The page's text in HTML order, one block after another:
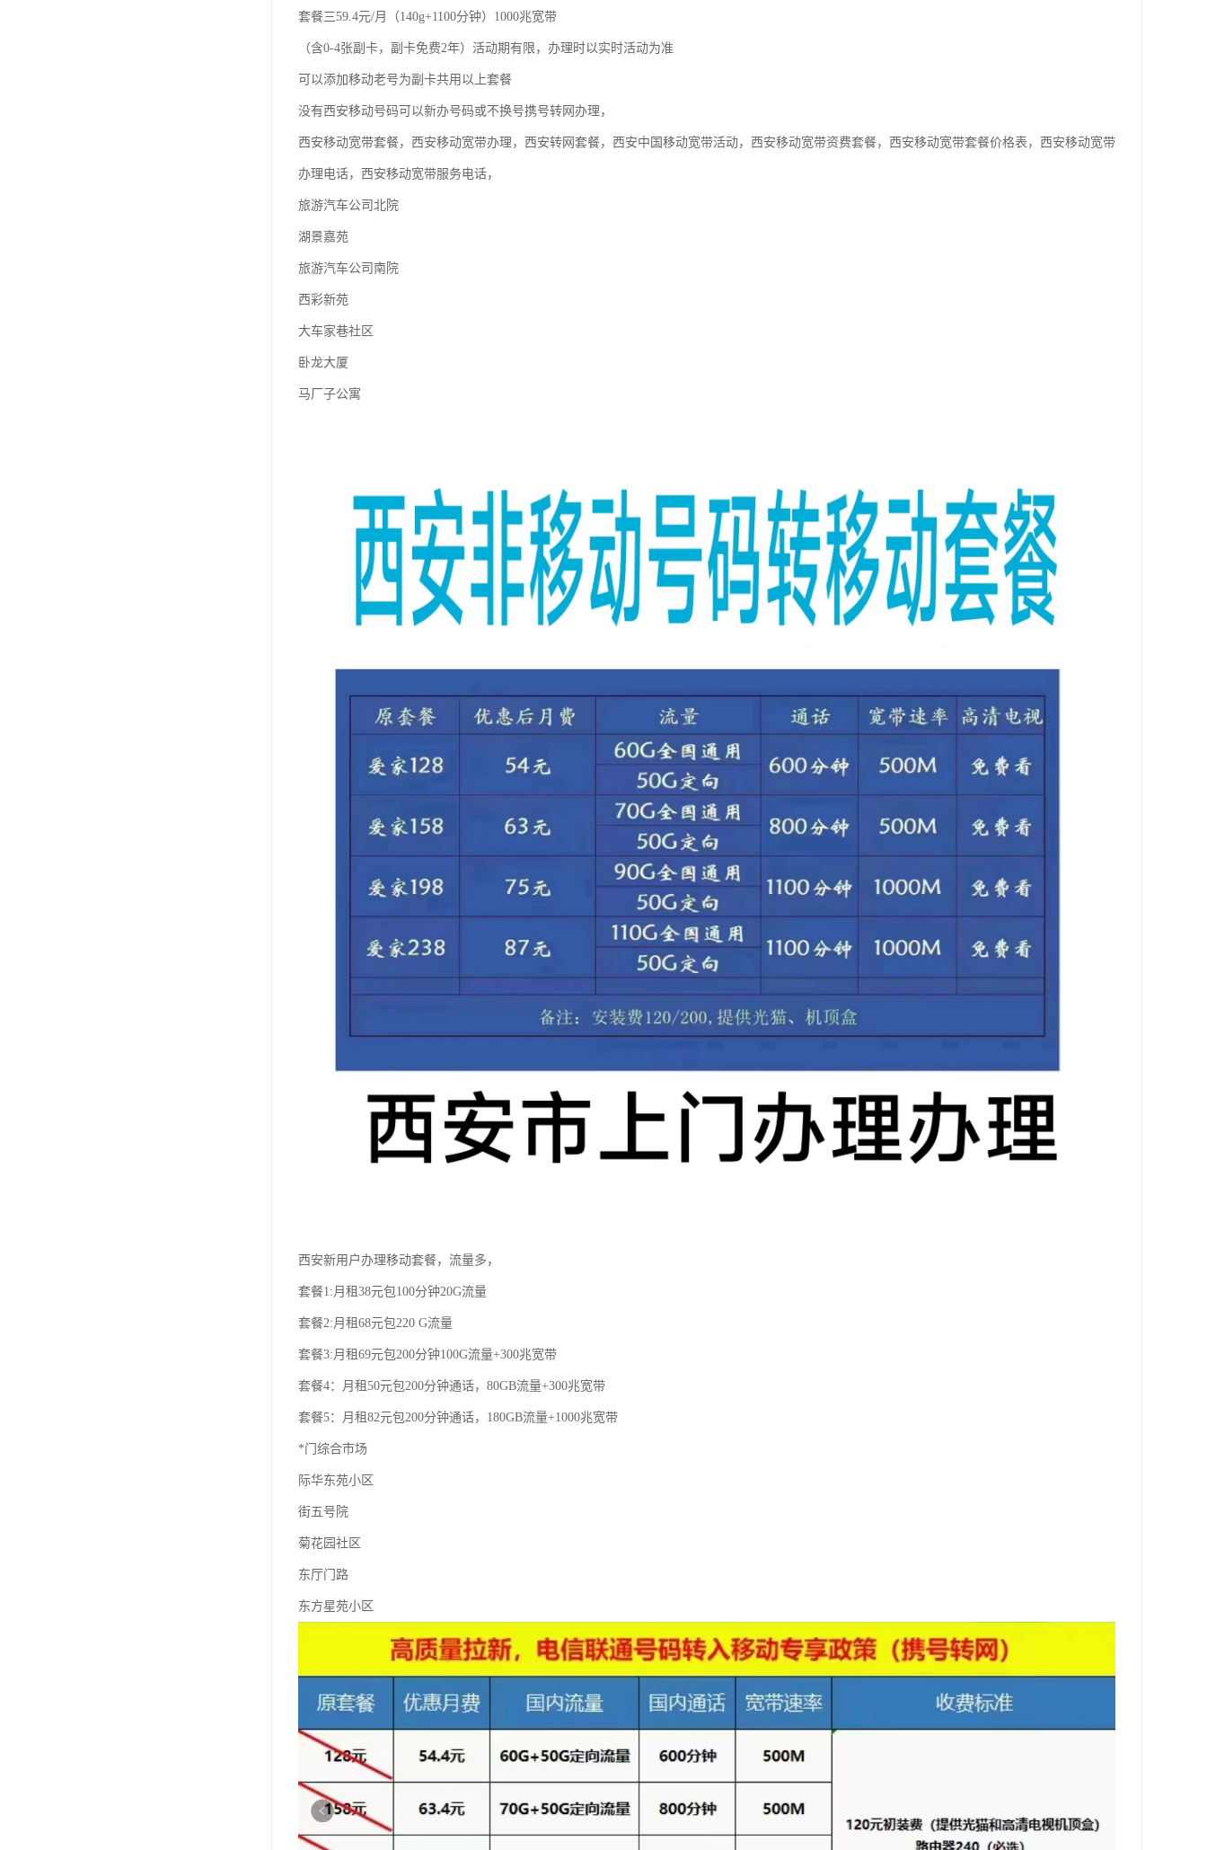
套餐三59.4元/月（140g+1100分钟）1000兆宽带
（含0-4张副卡，副卡免费2年）活动期有限，办理时以实时活动为准
可以添加移动老号为副卡共用以上套餐
没有西安移动号码可以新办号码或不换号携号转网办理，
西安移动宽带套餐，西安移动宽带办理，西安转网套餐，西安中国移动宽带活动，西安移动宽带资费套餐，西安移动宽带套餐价格表，西安移动宽带
办理电话，西安移动宽带服务电话，
旅游汽车公司北院
湖景嘉苑
旅游汽车公司南院
西彩新苑
大车家巷社区
卧龙大厦
马厂子公寓
西安新用户办理移动套餐，流量多，
套餐1:月租38元包100分钟20G流量
套餐2:月租68元包220 G流量
套餐3:月租69元包200分钟100G流量+300兆宽带
套餐4：月租50元包200分钟通话，80GB流量+300兆宽带
套餐5：月租82元包200分钟通话，180GB流量+1000兆宽带
*门综合市场
际华东苑小区
街五号院
菊花园社区
东厅门路
东方星苑小区